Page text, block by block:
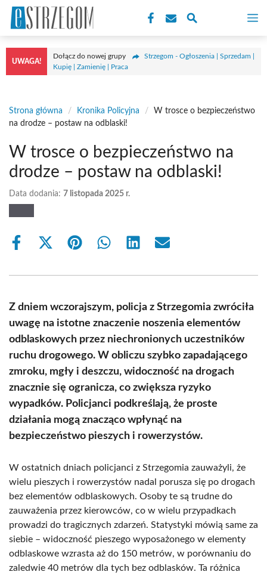
Przejdź
treści
UWAGA!
Dołącz do nowej grupy
Strzegom - Ogłoszenia | Sprzedam |
Kupię | Zamienię | Praca
Strona główna / Kronika Policyjna /
W trosce o bezpieczeństwo
na drodze – postaw na odblaski!
W trosce o bezpieczeństwo na
drodze – postaw na odblaski!
Data dodania: 7 listopada 2025 r.
Share
Share
(Twitter)
Share Share Share Share
Z dniem wczorajszym, policja z Strzegomia zwróciła
uwagę na istotne znaczenie noszenia elementów
odblaskowych przez niechronionych uczestników
ruchu drogowego. W obliczu szybko zapadającego
zmroku, mgły i deszczu, widoczność na drogach
znacznie się ogranicza, co zwiększa ryzyko
wypadków. Policjanci podkreślają, że proste
działania mogą znacząco wpłynąć na
bezpieczeństwo pieszych i rowerzystów.
W ostatnich dniach policjanci z Strzegomia zauważyli, że
wielu pieszych i rowerzystów nadal porusza się po drogach
bez elementów odblaskowych. Osoby te są trudne do
zauważenia przez kierowców, co w wielu przypadkach
prowadzi do tragicznych zdarzeń. Statystyki mówią same za
siebie – widoczność pieszego wyposażonego w elementy
odblaskowe wzrasta aż do 150 metrów, w porównaniu do
zaledwie 40 metrów dla tych bez odblasków. Ta różnica